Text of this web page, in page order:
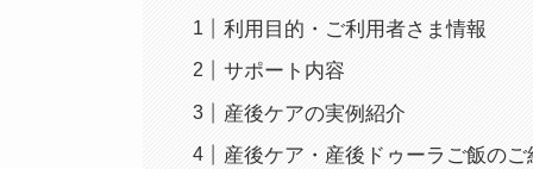
利用目的・ご利用者さま情報
サポート内容
産後ケアの実例紹介
産後ケア・産後ドゥーラご飯のご